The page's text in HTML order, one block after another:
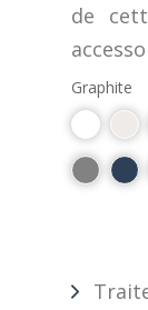
de
Graphite